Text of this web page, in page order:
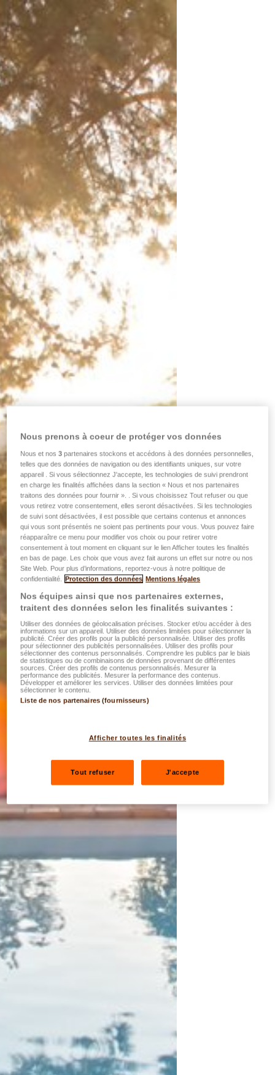
Nous prenons à coeur de protéger vos données
Nous et nos3 partenaires stockons et accédons à des données personnelles,
telles que des données de navigation ou des identifiants uniques, sur votre
appareil . Si vous sélectionnez J'accepte, les technologies de suivi prendront
en charge les finalités affichées dans la section « Nous et nos partenaires
traitons des données pour fournir ». . Si vous choisissez Tout refuser ou que
vous retirez votre consentement, elles seront désactivées. Si les technologies
de suivi sont désactivées, il est possible que certains contenus et annonces
qui vous sont présentés ne soient pas pertinents pour vous. Vous pouvez faire
réapparaître ce menu pour modifier vos choix ou pour retirer votre
consentement à tout moment en cliquant sur le lien Afficher toutes les finalités
en bas de page. Les choix que vous avez fait aurons un effet sur notre ou nos
Site Web. Pour plus d’informations, reportez-vous à notre politique de
confidentialité.
Protection des données Mentions légales
Nos équipes ainsi que nos partenaires externes,
traitent des données selon les finalités suivantes :
Utiliser des données de géolocalisation précises. Stocker et/ou accéder à des
informations sur un appareil. Utiliser des données limitées pour sélectionner la
publicité. Créer des profils pour la publicité personnalisée. Utiliser des profils
pour sélectionner des publicités personnalisées. Utiliser des profils pour
sélectionner des contenus personnalisés. Comprendre les publics par le biais
de statistiques ou de combinaisons de données provenant de différentes
sources. Créer des profils de contenus personnalisés. Mesurer la
performance des publicités. Mesurer la performance des contenus.
Développer et améliorer les services. Utiliser des données limitées pour
sélectionner le contenu.
Liste de nos partenaires (fournisseurs)
Afficher toutes les finalités
Tout refuser J'accepte